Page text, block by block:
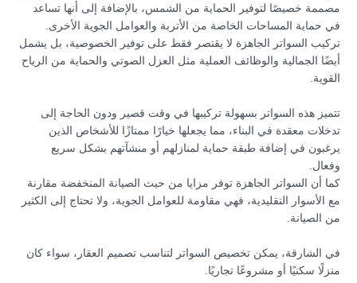
مصممة خصيصًا لتوفير الحماية من الشمس، بالإضافة إلى أنها تساعد
في حماية المساحات الخاصة من الأتربة والعوامل الجوية الأخرى.
تركيب السواتر الجاهزة لا يقتصر فقط على توفير الخصوصية، بل يشمل
أيضًا الجمالية والوظائف العملية مثل العزل الصوتي والحماية من الرياح
القوية.
تتميز هذه السواتر بسهولة تركيبها في وقت قصير ودون الحاجة إلى
تدخلات معقدة في البناء، مما يجعلها خيارًا ممتازًا للأشخاص الذين
يرغبون في إضافة طبقة حماية لمنازلهم أو منشآتهم بشكل سريع
وفعال.
كما أن السواتر الجاهزة توفر مزايا من حيث الصيانة المنخفضة مقارنة
مع الأسوار التقليدية، فهي مقاومة للعوامل الجوية، ولا تحتاج إلى الكثير
من الصيانة.
في الشارقة، يمكن تخصيص السواتر لتناسب تصميم العقار، سواء كان
منزلًا سكنيًا أو مشروعًا تجاريًا.